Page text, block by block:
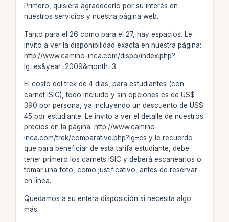
Primero, quisiera agradecerlo por su interés en
nuestros servicios y nuestra página web.
Tanto para el 26 como para el 27, hay espacios. Le
invito a ver la disponibilidad exacta en nuestra página:
http://www.camino-inca.com/dispo/index.php?
lg=es&year=2009&month=3
El costo del trek de 4 días, para estudiantes (con
carnet ISIC), todo incluido y sin opciones es de US$
390 por persona, ya incluyendo un descuento de US$
45 por estudiante. Le invito a ver el detalle de nuestros
precios en la página: http://www.camino-
inca.com/trek/comparative.php?lg=es y le recuerdo
que para beneficiar de esta tarifa estudiante, debe
tener primero los carnets ISIC y deberá escanearlos o
tomar una foto, como justificativo, antes de reservar
en linea.
Quedamos a su entera disposición si necesita algo
más.